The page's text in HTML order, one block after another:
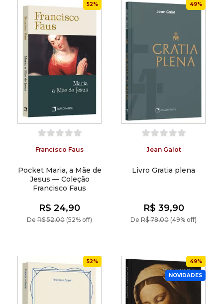
52%
Francisco Faus
Pocket Maria, a Mãe de
Jesus — Coleção
Francisco Faus
De R$ 52,00 (52% off)
R$ 24,90
49%
Jean Galot
Livro Gratia plena
De R$ 78,00 (49% off)
R$ 39,90
52% 49%
NOVIDADES